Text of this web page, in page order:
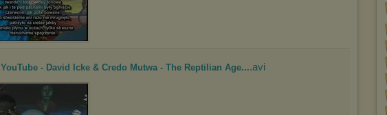
YouTube - David Icke & Credo Mutwa - The Reptilian Age....avi